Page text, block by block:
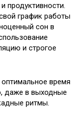
продуктивности.
график работы
сон в
и строгое
время
даже в выходные
ритмы.